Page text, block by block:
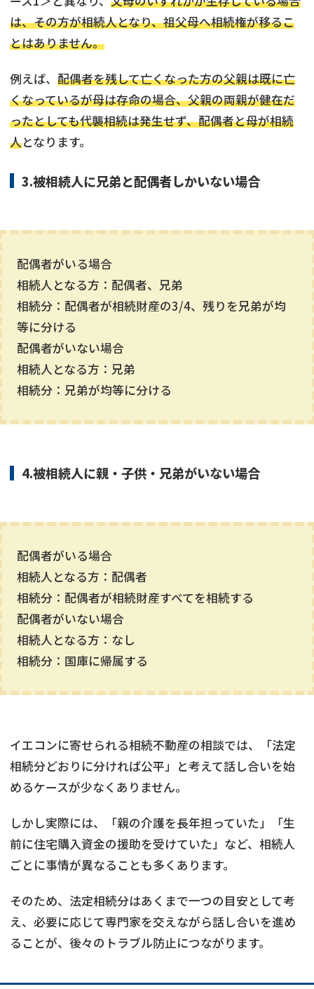
は、その方が相続人となり、祖父母へ相続権が移るこ
とはありません。
例えば、 配偶者を残して亡くなった方の父親は既に亡
くなっているが母は存命の場合、父親の両親が健在だ
ったとしても代襲相続は発生せず、配偶者と母が相続
人となります。
3.被相続人に兄弟と配偶者しかいない場合
配偶者がいる場合
相続人となる方：配偶者、兄弟
相続分：配偶者が相続財産の3/4、残りを兄弟が均
等に分ける
配偶者がいない場合
相続人となる方：兄弟
相続分：兄弟が均等に分ける
4.被相続人に親・子供・兄弟がいない場合
配偶者がいる場合
相続人となる方：配偶者
相続分：配偶者が相続財産すべてを相続する
配偶者がいない場合
相続人となる方：なし
相続分：国庫に帰属する
イエコンに寄せられる相続不動産の相談では、「法定
相続分どおりに分ければ公平」と考えて話し合いを始
めるケースが少なくありません。
しかし実際には、「親の介護を長年担っていた」「生
前に住宅購入資金の援助を受けていた」など、相続人
ごとに事情が異なることも多くあります。
そのため、法定相続分はあくまで一つの目安として考
え、必要に応じて専門家を交えながら話し合いを進め
ることが、後々のトラブル防止につながります。